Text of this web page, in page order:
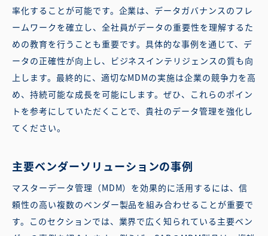
率化することが可能です。企業は、データガバナンスのフレ
ームワークを確立し、全社員がデータの重要性を理解するた
めの教育を行うことも重要です。具体的な事例を通じて、デ
ータの正確性が向上し、ビジネスインテリジェンスの質も向
上します。最終的に、適切なMDMの実施は企業の競争力を高
め、持続可能な成長を可能にします。ぜひ、これらのポイン
トを参考にしていただくことで、貴社のデータ管理を強化し
てください。
主要ベンダーソリューションの事例
マスターデータ管理（MDM）を効果的に活用するには、信
頼性の高い複数のベンダー製品を組み合わせることが重要で
す。このセクションでは、業界で広く知られている主要ベン